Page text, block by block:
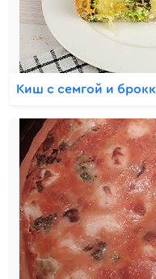
Киш с семгой и